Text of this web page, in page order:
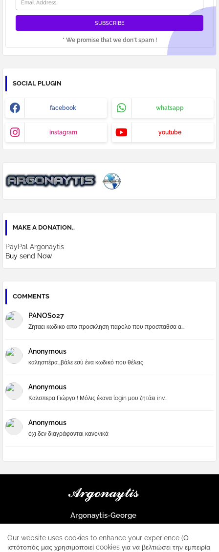
* We promise that we don't spam !
SOCIAL PLUGIN
facebook whatsapp
instagram youtube
MAKE A DONATION..
PayPal Argonaytis
Buy send Now
COMMENTS
PANOS027
Ζηταει κωδικο απο προσκληση παρολο που προσπαθσα α...
Anonymous
καλησπέρα...βάλε εσύ ένα κωδικό που θέλεις
Anonymous
Καλσπερα Γιώργο ! Μόλις έκανα login μου ζητάει inv...
Anonymous
όχι δεν διαγράφονται κανονικά
Argonaytis-George
μοναδικός σταθμός για κάθε iphone
Our website uses cookies to enhance your experience (Ο
ιστότοπός μας χρησιμοποιεί cookies για να βελτιώσει την εμπειρία